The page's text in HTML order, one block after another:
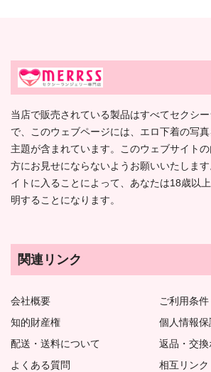
当店で販売されている製品はすべてセクシ
で、このウェブページには、エロ下着の写
主題が含まれています。このウェブサイト
方にお見せにならないようお願いいたしま
イトに入ることによって、あなたは18歳以
明することになります。
関連リンク
会社概要
ご利用条件
知的財産権
個人情報
配送・送料について
返品・交換
よくある質問
相互リンク